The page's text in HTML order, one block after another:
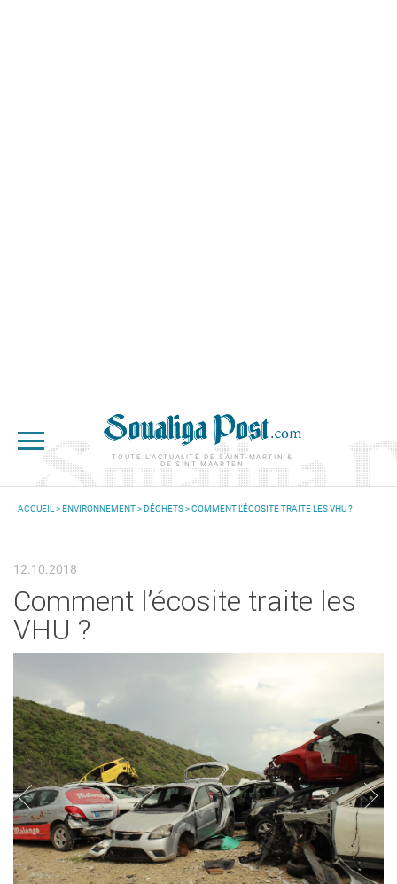
TOUTE L'ACTUALITÉ DE SAINT-MARTIN &
DE SINT MAARTEN
ACCUEIL >ENVIRONNEMENT>DÉCHETS> COMMENT L’ÉCOSITE TRAITE LES VHU ?
12.10.2018
Comment l’écosite traite les
VHU ?